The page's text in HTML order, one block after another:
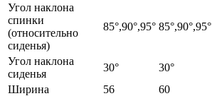
Угол наклона
спинки
(относительно
сиденья)
85°,90°,95° 85°,90°,95°
Угол наклона
сиденья
30° 30°
Ширина
56 60